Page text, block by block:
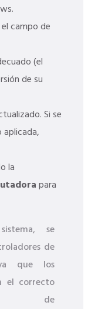
campo de
(el
de su
Si se
aplicada,
la
para
se
de
que los
el correcto
de